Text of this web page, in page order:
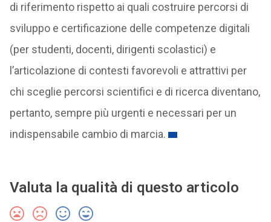
di riferimento rispetto ai quali costruire percorsi di
sviluppo e certificazione delle competenze digitali
(per studenti, docenti, dirigenti scolastici) e
l’articolazione di contesti favorevoli e attrattivi per
chi sceglie percorsi scientifici e di ricerca diventano,
pertanto, sempre più urgenti e necessari per un
indispensabile cambio di marcia.
Valuta la qualità di questo articolo